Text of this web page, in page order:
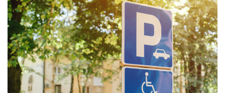
“Desde hace muchos años, nuestra
plantilla de colaboradores se ha
fortalecido con personas con
distintas discapacidades en
diferentes puntos de nuestra
operación. ´Manos Xuaves’ es un